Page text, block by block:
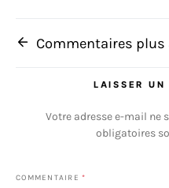
Navigation
Commentaires plus
LAISSER UN
Votre adresse e-mail ne
obligatoires
COMMENTAIRE *